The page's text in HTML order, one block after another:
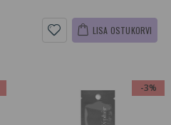
LISA OSTUKORVI
-3%